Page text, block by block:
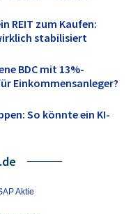
REIT zum Kaufen:
stabilisiert
BDC mit 13%-
Einkommensanleger?
So könnte ein KI-
Aktie